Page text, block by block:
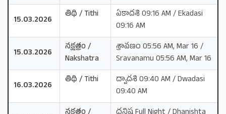
15.03.2026
తిథి / Tithi
ఏకాదశి 09:16 AM / Ekadasi
09:16 AM
15.03.2026
నక్షత్రం /
Nakshatra
శ్రావణం 05:56 AM, Mar 16 /
Sravanamu 05:56 AM, Mar 16
16.03.2026
తిథి / Tithi
ద్వాదశి 09:40 AM / Dwadasi
09:40 AM